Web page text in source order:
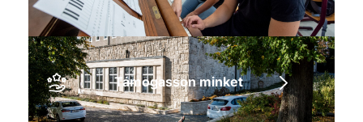
Támogasson minket